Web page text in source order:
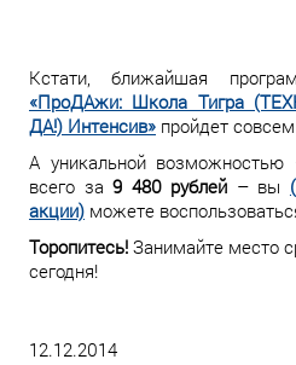
Кстати, ближайшая
«ПроДАжи: Школа Тигра
ДА!) Интенсив» пройдет
А уникальной возможностью
всего за9 480 рублей – вы
акции) можете
Торопитесь! Занимайте место
сегодня!
12.12.2014